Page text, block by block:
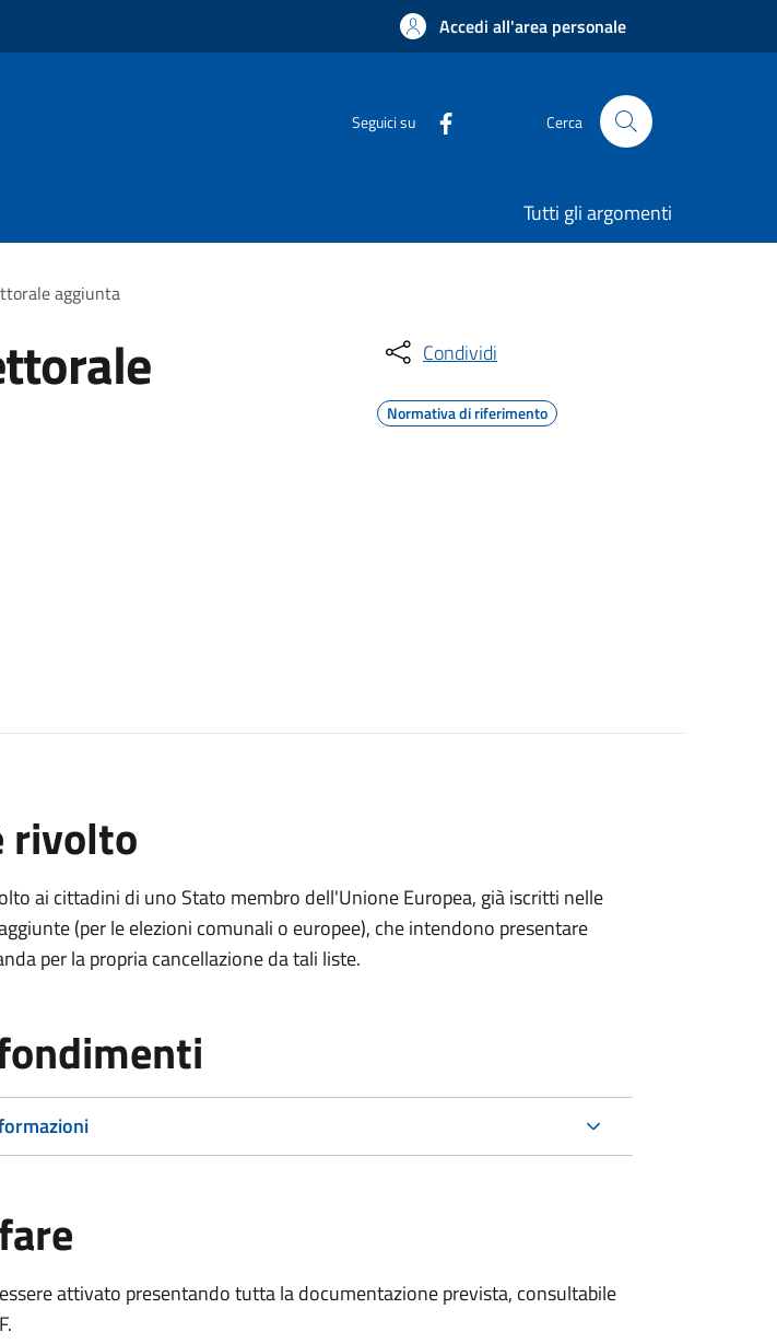
Accedi all'area personale
Seguici su Cerca
Tutti gli argomenti
aggiunta
Condividi
Normativa di riferimento
rivolto
ai cittadini di uno Stato membro dell'Unione Europea, già iscritti nelle
(per le elezioni comunali o europee), che intendono presentare
per la propria cancellazione da tali liste.
attivato presentando tutta la documentazione prevista, consultabile